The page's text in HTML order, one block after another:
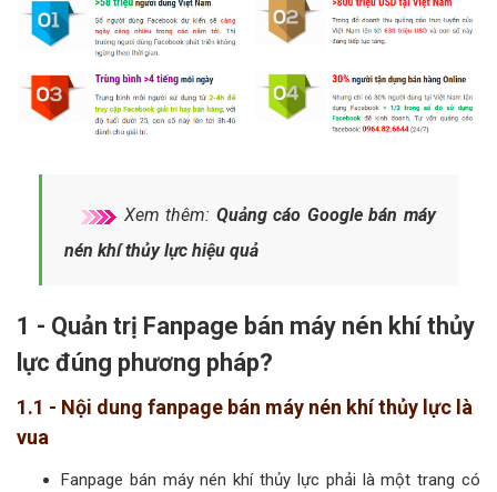
Xem thêm: Quảng cáo Google bán máy
nén khí thủy lực hiệu quả
1 - Quản trị Fanpage bán máy nén khí thủy
lực đúng phương pháp?
1.1 - Nội dung fanpage bán máy nén khí thủy lực là
vua
Fanpage bán máy nén khí thủy lực phải là một trang có